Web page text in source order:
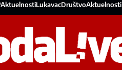
AktuelnostiLukavacDruštvoAktuelnosti